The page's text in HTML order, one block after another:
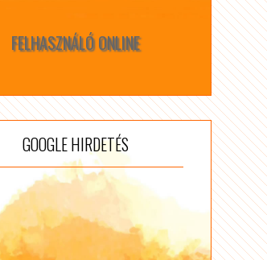
FELHASZNÁLÓ ONLINE
GOOGLE HIRDETÉS